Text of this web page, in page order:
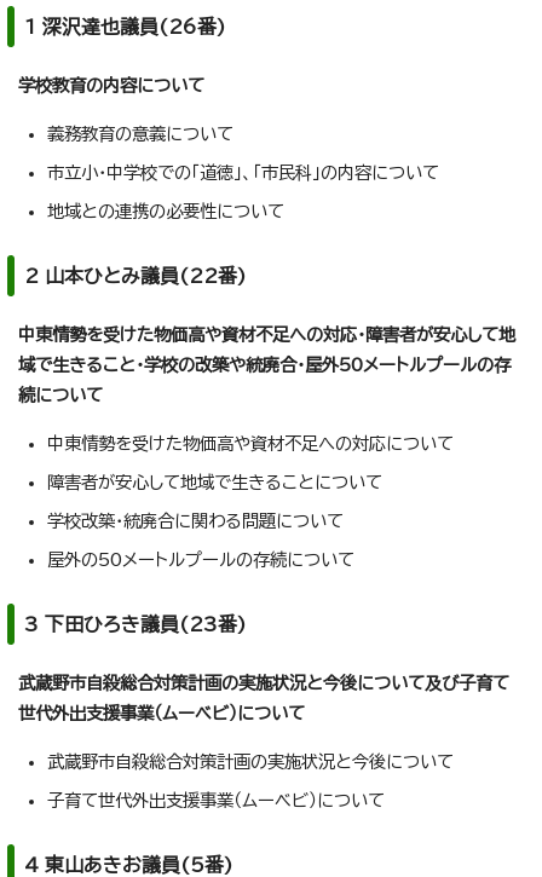
1 深沢達也議員(26番)
学校教育の内容について
義務教育の意義について
市立小・中学校での「道徳」、「市民科」の内容について
地域との連携の必要性について
2 山本ひとみ議員(22番)
中東情勢を受けた物価高や資材不足への対応・障害者が安心して地
域で生きること・学校の改築や統廃合・屋外50メートルプールの存
続について
中東情勢を受けた物価高や資材不足への対応について
障害者が安心して地域で生きることについて
学校改築・統廃合に関わる問題について
屋外の50メートルプールの存続について
3 下田ひろき議員(23番)
武蔵野市自殺総合対策計画の実施状況と今後について及び子育て
世代外出支援事業（ムーベビ）について
武蔵野市自殺総合対策計画の実施状況と今後について
子育て世代外出支援事業（ムーベビ）について
4 東山あきお議員(5番)